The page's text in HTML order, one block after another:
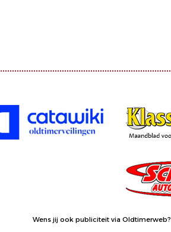
Wens jij ook publiciteit via Oldtimerweb?